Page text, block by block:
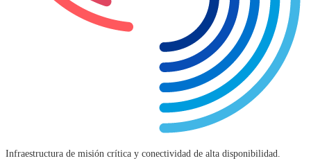
Infraestructura de misión crítica y conectividad de alta disponibilidad.